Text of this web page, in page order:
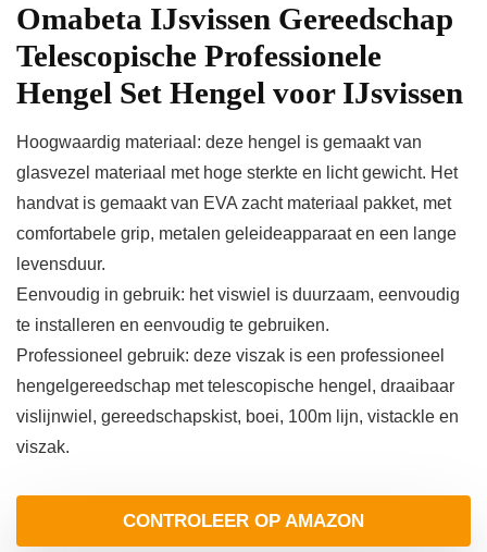
Omabeta IJsvissen Gereedschap
Telescopische Professionele
Hengel Set Hengel voor IJsvissen
Hoogwaardig materiaal: deze hengel is gemaakt van
glasvezel materiaal met hoge sterkte en licht gewicht. Het
handvat is gemaakt van EVA zacht materiaal pakket, met
comfortabele grip, metalen geleideapparaat en een lange
levensduur.
Eenvoudig in gebruik: het viswiel is duurzaam, eenvoudig
te installeren en eenvoudig te gebruiken.
Professioneel gebruik: deze viszak is een professioneel
hengelgereedschap met telescopische hengel, draaibaar
vislijnwiel, gereedschapskist, boei, 100m lijn, vistackle en
viszak.
CONTROLEER OP AMAZON